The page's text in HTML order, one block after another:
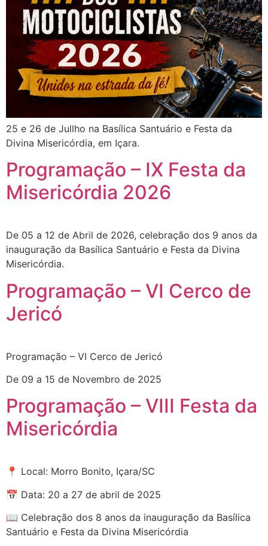
25 e 26 de Jullho na Basílica Santuário e Festa da
Divina Misericórdia, em Içara.
Programação – IX Festa da
Misericórdia 2026
De 05 a 12 de Abril de 2026​, celebração dos 9 anos da
inauguração da Basílica Santuário e Festa da Divina
Misericórdia.
Programação – VI Cerco de
Jericó
Programação – VI Cerco de Jericó ​
De 09 a 15 de Novembro de 2025​
Programação – VIII Festa da
Misericórdia
📍 Local: Morro Bonito, Içara/SC
📅 Data: 20 a 27 de abril de 2025
📖 Celebração dos 8 anos da inauguração da Basílica
Santuário e Festa da Divina Misericórdia